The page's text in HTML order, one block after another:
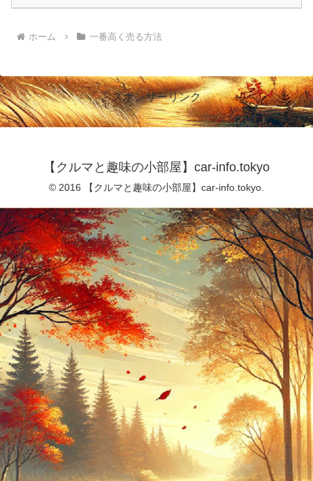
ホーム 一番高く売る方法
スポンサーリンク
【クルマと趣味の小部屋】car-info.tokyo
© 2016 【クルマと趣味の小部屋】car-info.tokyo.